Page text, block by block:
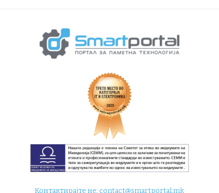
Контактирајте не:contact@smartportal.mk